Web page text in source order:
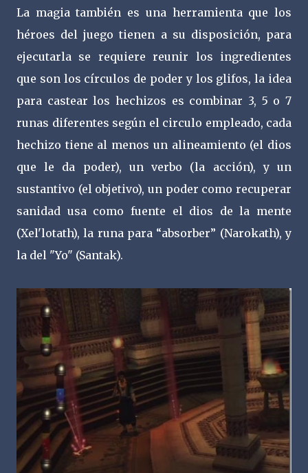
La magia también es una herramienta que los
héroes del juego tienen a su disposición, para
ejecutarla se requiere reunir los ingredientes
que son los círculos de poder y los glifos, la idea
para castear los hechizos es combinar 3, 5 o 7
runas diferentes según el circulo empleado, cada
hechizo tiene al menos un alineamiento (el dios
que le da poder), un verbo (la acción), y un
sustantivo (el objetivo), un poder como recuperar
sanidad usa como fuente el dios de la mente
(Xel'lotath), la runa para “absorber” (Narokath), y
la del "Yo" (Santak).